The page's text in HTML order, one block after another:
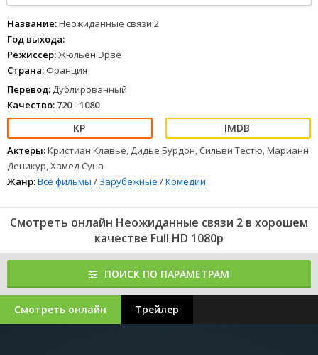
Название:Неожиданные связи 2
Год выхода:
Режиссер:Жюльен Эрве
Страна: Франция
Перевод: Дублированный
Качество: 720 - 1080
Актеры:Кристиан Клавье, Дидье Бурдон, Сильви Тестю, Марианн
Деникур, Хамед Суна
Жанр:Все фильмы / Зарубежные /Комедии
Смотреть онлайн Неожиданные связи 2 в хорошем
качестве Full HD 1080p
ПОИСК ПО ПАРАМЕТРАМ
Смотреть онлайн Трейлер